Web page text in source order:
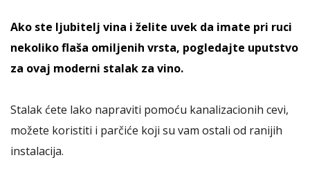
Ako ste ljubitelj vina i želite uvek da imate pri ruci
nekoliko flaša omiljenih vrsta, pogledajte uputstvo
za ovaj moderni stalak za vino.
Stalak ćete lako napraviti pomoću kanalizacionih cevi,
možete koristiti i parčiće koji su vam ostali od ranijih
instalacija.